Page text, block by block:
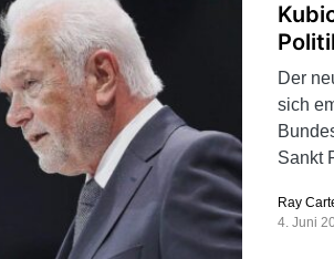
Der
sich
Sankt
Ray
4. Juni